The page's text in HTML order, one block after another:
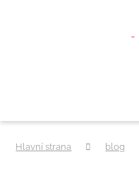
Hlavní strana blog